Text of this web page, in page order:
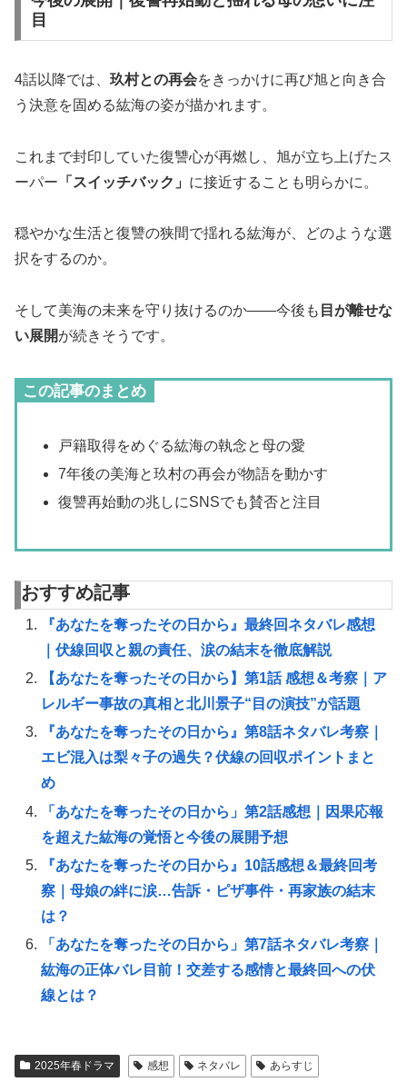
目
4話以降では、 玖村との再会をきっかけに再び旭と向き合
う決意を固める紘海の姿が描かれます。
これまで封印していた復讐心が再燃し、旭が立ち上げたス
ーパー 「スイッチバック」 に接近することも明らかに。
穏やかな生活と復讐の狭間で揺れる紘海が、どのような選
択をするのか。
そして美海の未来を守り抜けるのか——今後も 目が離せな
い展開が続きそうです。
この記事のまとめ
戸籍取得をめぐる紘海の執念と母の愛
7年後の美海と玖村の再会が物語を動かす
復讐再始動の兆しにSNSでも賛否と注目
おすすめ記事
『あなたを奪ったその日から』最終回ネタバレ感想
｜伏線回収と親の責任、涙の結末を徹底解説
【あなたを奪ったその日から】第1話 感想＆考察｜ア
レルギー事故の真相と北川景子“目の演技”が話題
『あなたを奪ったその日から』第8話ネタバレ考察｜
エビ混入は梨々子の過失？伏線の回収ポイントまと
め
「あなたを奪ったその日から」第2話感想｜因果応報
を超えた紘海の覚悟と今後の展開予想
『あなたを奪ったその日から』10話感想＆最終回考
察｜母娘の絆に涙…告訴・ピザ事件・再家族の結末
は？
「あなたを奪ったその日から」第7話ネタバレ考察｜
紘海の正体バレ目前！交差する感情と最終回への伏
線とは？
2025年春ドラマ 感想 ネタバレ あらすじ